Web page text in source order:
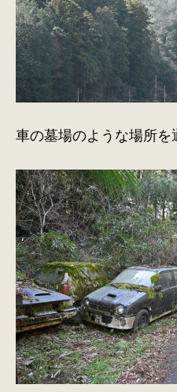
車の墓場のような場所を